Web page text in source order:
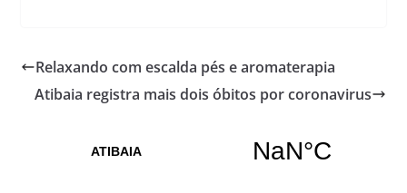
Relaxando com escalda pés e aromaterapia
Atibaia registra mais dois óbitos por coronavirus